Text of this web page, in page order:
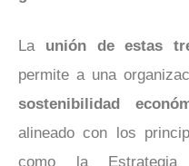
La unión de estas
permite a una
sostenibilidad
alineado con los
como la